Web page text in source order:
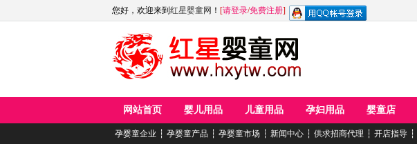
您好，欢迎来到 红星婴童网 ！ [请登录/免费注册]
网站首页 婴儿用品 儿童用品 孕妇用品 婴童店
孕婴童企业 ┆ 孕婴童产品 ┆ 孕婴童市场 ┆ 新闻中心 ┆ 供求招商代理 ┆ 开店指导 ┆